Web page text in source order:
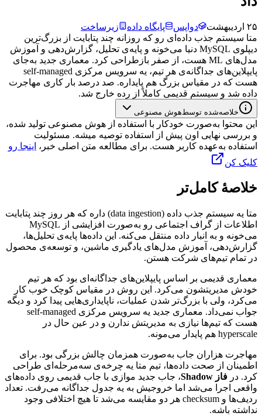
۲۵ اردیبهشت دواپس پایگاه داده
زیرساخت
متا سیستم جذب داده‌ای رو که روزانه چند پتابایت از بزرگ‌ترین
دیپلوی MySQL دنیا می‌خونه و پایه‌ی تحلیل، گزارش‌دهی و آموزش
مدل‌های ML هست، از صفر بازطراحی کرد. معماری جدید به‌جای
پایپلاین‌های جداگانه‌ی هر تیم، یه سرویس مرکزی self-managed
هست که در مقیاس بزرگ هم پایداره. صد درصد بار کاری مهاجرت
داده شد و سیستم قدیمی کاملاً از رده خارج شد.
خلاصه‌شده توسطهوش مصنوعی
این محتوا به‌صورت خودکار با استفاده از هوش مصنوعی تولید شده،
و بررسی نهایی اون پیش از استفاده توصیه میشه. مسئولیت
استفاده به‌عهده کاربر هست. برای مطالعه متن اصلی خبر، اینجا رو
کلیک کن
خلاصهٔ کامل‌تر
متا یه سیستم جذب داده (data ingestion) داره که هر روز چند پتابایت
اطلاعات از گراف اجتماعی رو به‌صورت افزایشی از MySQL
می‌خونه و به انبار داده منتقل می‌کنه. این داده‌ها پایه‌ی تحلیل‌ها،
گزارش‌دهی، آموزش مدل‌های یادگیری ماشین، و توسعه‌ی محصول
در تمام تیم‌های شرکت هستن.
معماری قدیمی بر اساس پایپلاین‌های جداگانه‌ای بود که هر تیم
خودش مدیریتشون می‌کرد. این روش در مقیاس کوچک خوب کار
می‌کرد، ولی با بزرگ‌تر شدن عملیات، ناپایداری‌هایی پیدا کرد و دیگه
جواب نمی‌داد. معماری جدید یه سرویس مرکزی self-managed
هست که تیم‌ها نیازی به مدیریتش ندارن و در عین حال در
hyperscale هم پایدار می‌مونه.
مهاجرت هزاران جاب به‌صورت همزمان چالش بزرگی بود. برای
اطمینان از صحت داده‌ها، تیم متا یه چرخه‌ی سه‌مرحله‌ای طراحی
کرد. در فاز Shadow، جاب جدید موازی با جاب قدیمی روی داده‌های
واقعی اجرا می‌شد اما خروجیش به یه جدول جداگانه می‌رفت. تعداد
ردیف‌ها و checksum هر دو مقایسه می‌شد تا هیچ اختلافی وجود
نداشته باشه.